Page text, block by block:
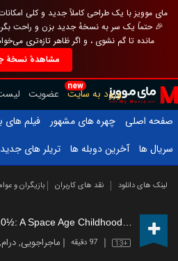
مای موویز با یک طراحی کاملاً جدید و کلی
🎉 حتماً یک سر به نسخهٔ جدید بزن و راحت
مانده تا گم نشوی ، و اگر ظاهر تازه‌تری
مشاهدهٔ نسخهٔ
new
ورود به سایت عضویت
صفحه اصلی
چهره های مشهور
فیلم های
سریال ها
آخرین دوبله ها تریلر های جدید
لینک های دانلود نقد های کاربران بازیگران و
(2022)
13+ 97 دقیقه ماجراجویی,درام,